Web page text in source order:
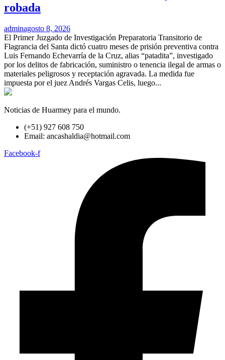
robada
adminagosto 8, 2026
El Primer Juzgado de Investigación Preparatoria Transitorio de
Flagrancia del Santa dictó cuatro meses de prisión preventiva contra
Luis Fernando Echevarría de la Cruz, alias “patadita”, investigado
por los delitos de fabricación, suministro o tenencia ilegal de armas o
materiales peligrosos y receptación agravada. La medida fue
impuesta por el juez Andrés Vargas Celis, luego...
Noticias de Huarmey para el mundo.
(+51) 927 608 750
Email: ancashaldia@hotmail.com
Facebook-f